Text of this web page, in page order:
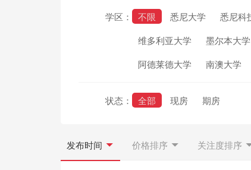
学区： 不限 悉尼大学 悉尼科
维多利亚大学
墨尔本大学
阿德莱德大学
南澳大学
状态： 全部 现房 期房
发布时间 价格排序 关注度排序